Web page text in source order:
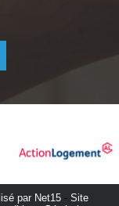
par Net15 - Site